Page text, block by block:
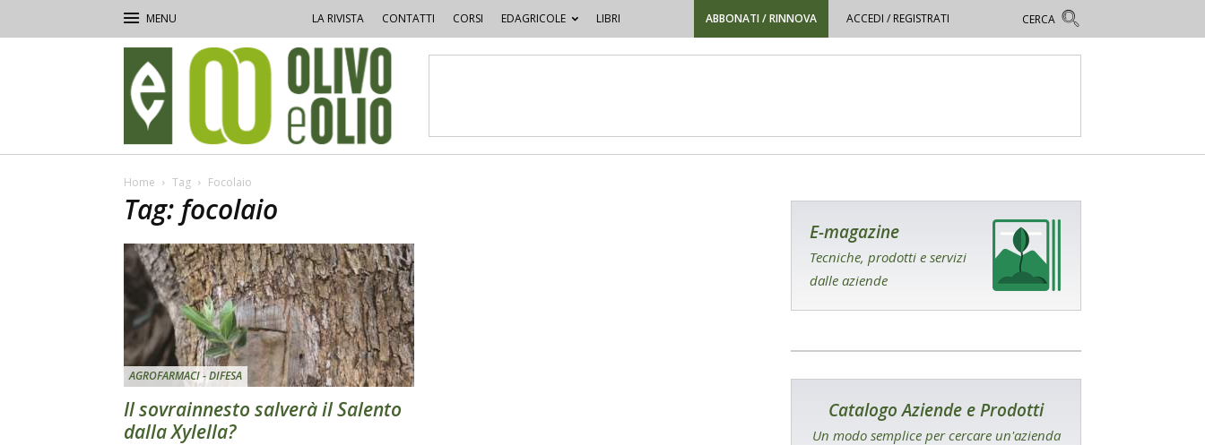
LA RIVISTA CONTATTI CORSI EDAGRICOLE LIBRI ABBONATI / RINNOVA ACCEDI / REGISTRATI
e
Olio
Home Tag Focolaio
Tag: focolaio
AGROFARMACI - DIFESA
Il sovrainnesto salverà il Salento
dalla Xylella?
E-magazine
Tecniche, prodotti e servizi
dalle aziende
Catalogo Aziende e Prodotti
Un modo semplice per cercare un'azienda